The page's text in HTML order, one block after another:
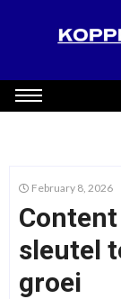
February 8, 2026
sleutel
groei